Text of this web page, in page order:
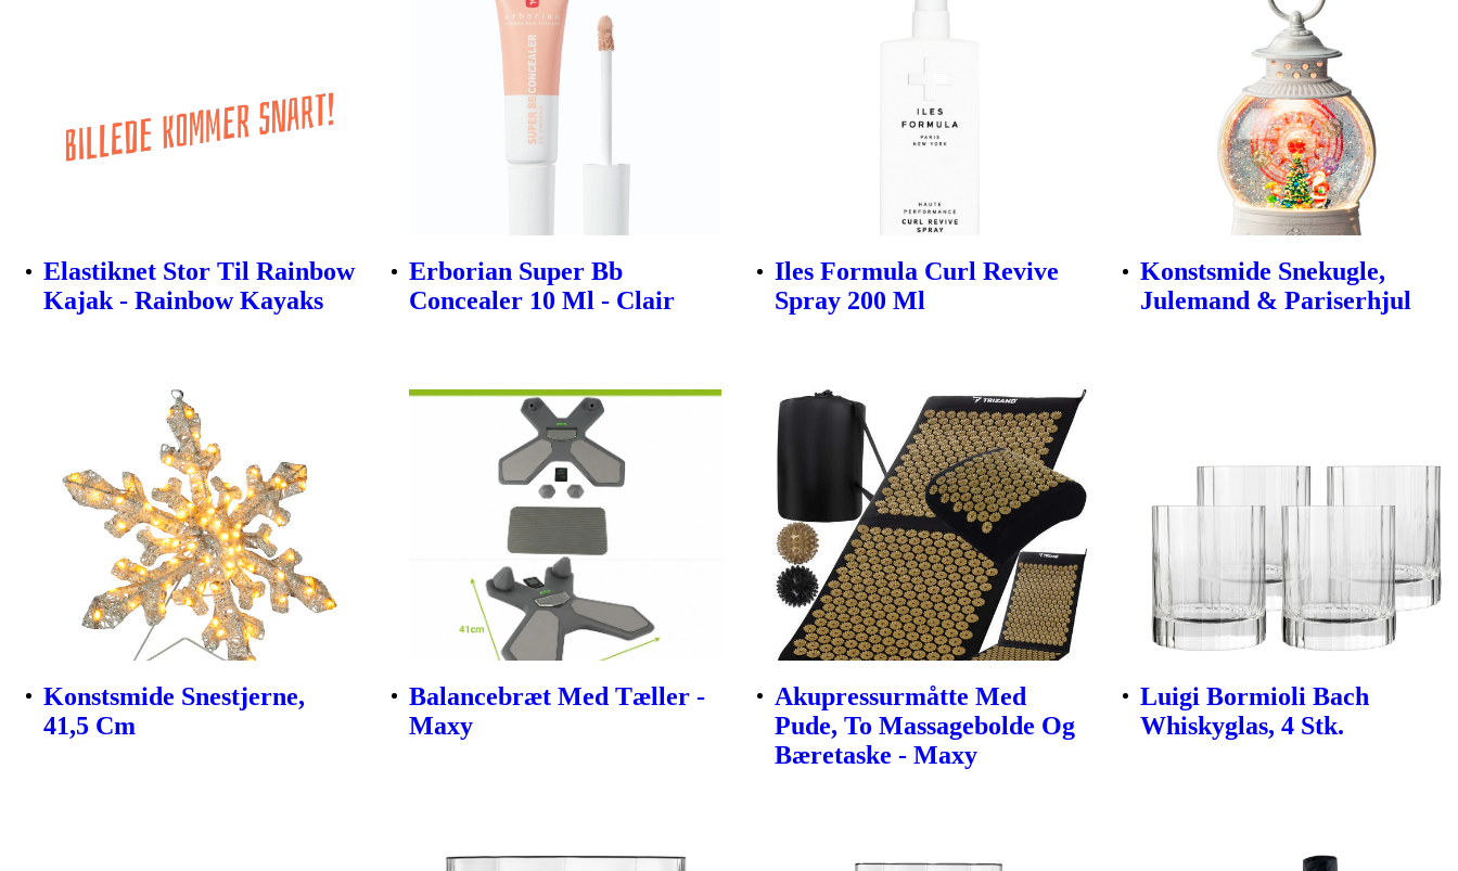
Elastiknet Stor Til Rainbow
Kajak - Rainbow Kayaks
Erborian Super Bb
Concealer 10 Ml - Clair
Iles Formula Curl Revive
Spray 200 Ml
Konstsmide Snekugle,
Julemand & Pariserhjul
Konstsmide Snestjerne,
41,5 Cm
Balancebræt Med Tæller -
Maxy
Akupressurmåtte Med
Pude, To Massagebolde Og
Bæretaske - Maxy
Luigi Bormioli Bach
Whiskyglas, 4 Stk.